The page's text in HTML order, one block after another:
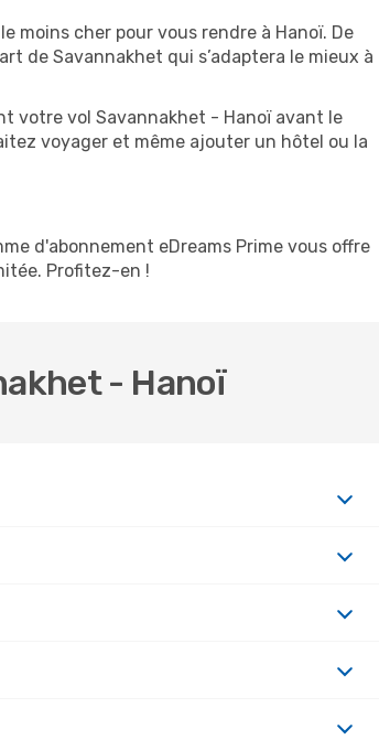
moins cher pour vous rendre à Hanoï. De
de Savannakhet qui s’adaptera le mieux à
votre vol Savannakhet - Hanoï avant le
voyager et même ajouter un hôtel ou la
d'abonnement eDreams Prime vous offre
Profitez-en !
- Hanoï